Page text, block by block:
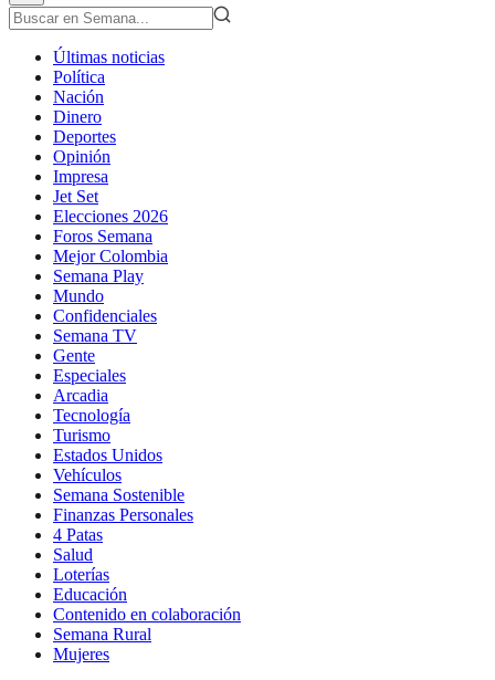
Últimas noticias
Política
Nación
Dinero
Deportes
Opinión
Impresa
Jet Set
Elecciones 2026
Foros Semana
Mejor Colombia
Semana Play
Mundo
Confidenciales
Semana TV
Gente
Especiales
Arcadia
Tecnología
Turismo
Estados Unidos
Vehículos
Semana Sostenible
Finanzas Personales
4 Patas
Salud
Loterías
Educación
Contenido en colaboración
Semana Rural
Mujeres